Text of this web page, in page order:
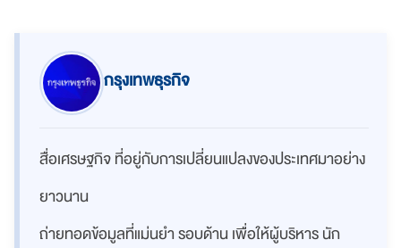
กรุงเทพธุรกิจ
สื่อเศรษฐกิจ ที่อยู่กับการเปลี่ยนแปลงของประเทศมาอย่าง
ยาวนาน
ถ่ายทอดข้อมูลที่แม่นยำ รอบด้าน เพื่อให้ผู้บริหาร นัก